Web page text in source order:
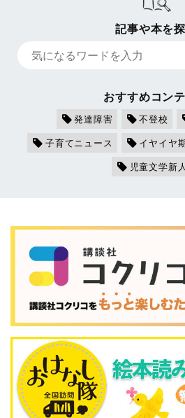
記事や本を
おすすめコン
発達障害 不登校
子育てニュース
イヤイヤ
児童文学新